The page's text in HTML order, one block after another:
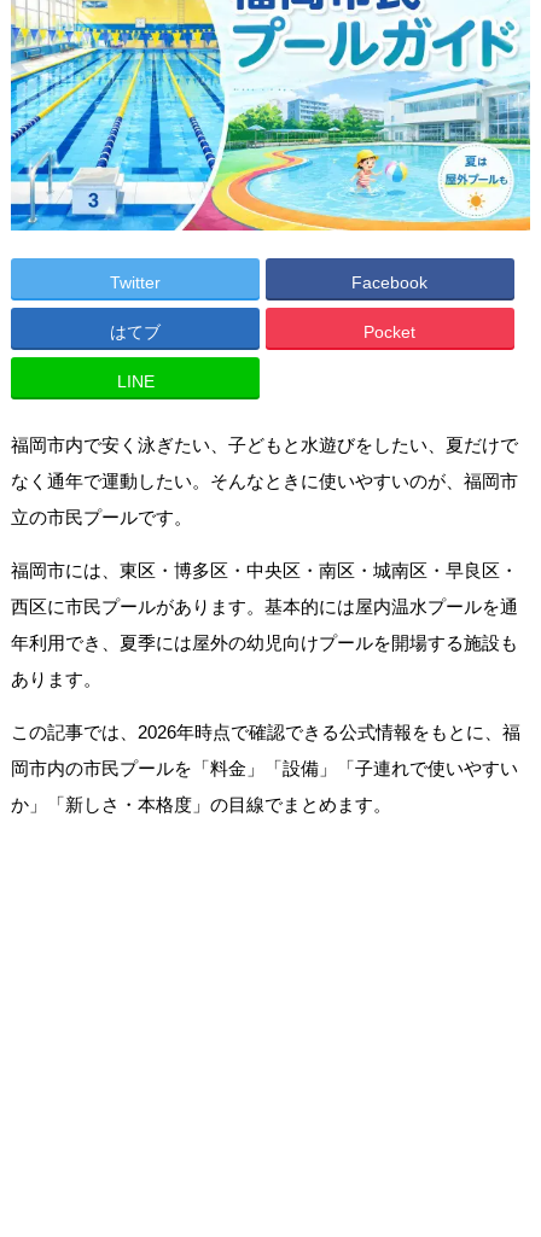
Twitter Facebook
はてブ Pocket
LINE
福岡市内で安く泳ぎたい、子どもと水遊びをしたい、夏だけで
なく通年で運動したい。そんなときに使いやすいのが、福岡市
立の市民プールです。
福岡市には、東区・博多区・中央区・南区・城南区・早良区・
西区に市民プールがあります。基本的には屋内温水プールを通
年利用でき、夏季には屋外の幼児向けプールを開場する施設も
あります。
この記事では、2026年時点で確認できる公式情報をもとに、福
岡市内の市民プールを「料金」「設備」「子連れで使いやすい
か」「新しさ・本格度」の目線でまとめます。